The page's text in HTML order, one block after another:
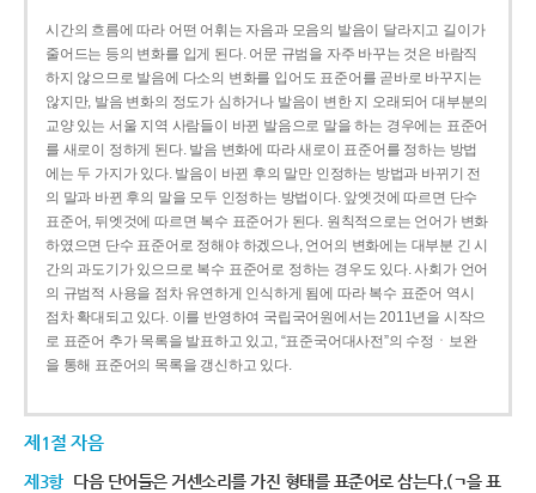
시간의 흐름에 따라 어떤 어휘는 자음과 모음의 발음이 달라지고 길이가
줄어드는 등의 변화를 입게 된다. 어문 규범을 자주 바꾸는 것은 바람직
하지 않으므로 발음에 다소의 변화를 입어도 표준어를 곧바로 바꾸지는
않지만, 발음 변화의 정도가 심하거나 발음이 변한 지 오래되어 대부분의
교양 있는 서울 지역 사람들이 바뀐 발음으로 말을 하는 경우에는 표준어
를 새로이 정하게 된다. 발음 변화에 따라 새로이 표준어를 정하는 방법
에는 두 가지가 있다. 발음이 바뀐 후의 말만 인정하는 방법과 바뀌기 전
의 말과 바뀐 후의 말을 모두 인정하는 방법이다. 앞엣것에 따르면 단수
표준어, 뒤엣것에 따르면 복수 표준어가 된다. 원칙적으로는 언어가 변화
하였으면 단수 표준어로 정해야 하겠으나, 언어의 변화에는 대부분 긴 시
간의 과도기가 있으므로 복수 표준어로 정하는 경우도 있다. 사회가 언어
의 규범적 사용을 점차 유연하게 인식하게 됨에 따라 복수 표준어 역시
점차 확대되고 있다. 이를 반영하여 국립국어원에서는 2011년을 시작으
로 표준어 추가 목록을 발표하고 있고, “표준국어대사전”의 수정ㆍ보완
을 통해 표준어의 목록을 갱신하고 있다.
제1절 자음
제3항 다음 단어들은 거센소리를 가진 형태를 표준어로 삼는다.(ㄱ을 표